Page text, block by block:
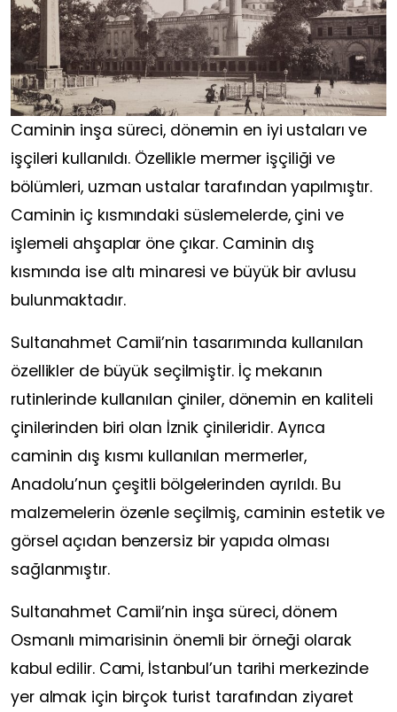
Caminin inşa süreci, dönemin en iyi ustaları ve
işçileri kullanıldı. Özellikle mermer işçiliği ve
bölümleri, uzman ustalar tarafından yapılmıştır.
Caminin iç kısmındaki süslemelerde, çini ve
işlemeli ahşaplar öne çıkar. Caminin dış
kısmında ise altı minaresi ve büyük bir avlusu
bulunmaktadır.
Sultanahmet Camii’nin tasarımında kullanılan
özellikler de büyük seçilmiştir. İç mekanın
rutinlerinde kullanılan çiniler, dönemin en kaliteli
çinilerinden biri olan İznik çinileridir. Ayrıca
caminin dış kısmı kullanılan mermerler,
Anadolu’nun çeşitli bölgelerinden ayrıldı. Bu
malzemelerin özenle seçilmiş, caminin estetik ve
görsel açıdan benzersiz bir yapıda olması
sağlanmıştır.
Sultanahmet Camii’nin inşa süreci, dönem
Osmanlı mimarisinin önemli bir örneği olarak
kabul edilir. Cami, İstanbul’un tarihi merkezinde
yer almak için birçok turist tarafından ziyaret